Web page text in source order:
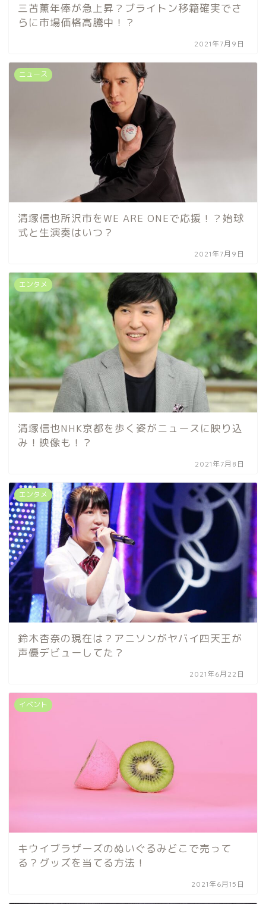
三苫薫年俸が急上昇？ブライトン移籍確実でさ
らに市場価格高騰中！？
2021年7月9日
ニュース
清塚信也所沢市をWE ARE ONEで応援！？始球
式と生演奏はいつ？
2021年7月9日
エンタメ
清塚信也NHK京都を歩く姿がニュースに映り込
み！映像も！？
2021年7月8日
エンタメ
鈴木杏奈の現在は？アニソンがヤバイ四天王が
声優デビューしてた？
2021年6月22日
イベント
キウイブラザーズのぬいぐるみどこで売って
る？グッズを当てる方法！
2021年6月15日